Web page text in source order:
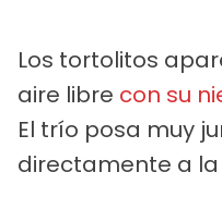
Los tortolitos
aire libre con su
El trío posa muy
directamente a